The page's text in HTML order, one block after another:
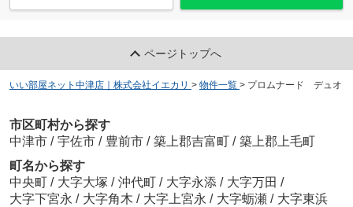
ページトップへ
いい部屋ネット中津店｜株式会社イエカリ > 物件一覧 > プロムナード デュオ
市区町村から探す
中津市 / 宇佐市 / 豊前市 / 築上郡吉富町 / 築上郡上毛町
町名から探す
中央町 / 大字大塚 / 沖代町 / 大字永添 / 大字万田 /
大字下宮永 / 大字角木 / 大字上宮永 / 大字蛎瀬 / 大字東浜